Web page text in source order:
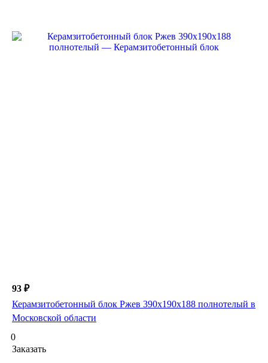
93 ₽
Керамзитобетонный блок Ржев 390х190х188 полнотелый в
Московской области
0
Заказать